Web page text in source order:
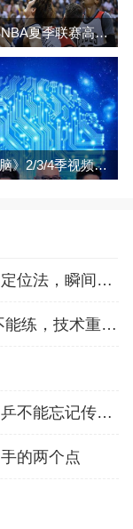
《2019年NBA夏季联赛高清视频合集》高清视频
《最强大脑》2/3/4季视频全集百度网盘下载
开发打乒乓球的空间感：三角定位法，瞬间找准最佳击球点
业余练乒乓球:反手拧拉不是不能练，技术重点就不在手上
一拍振醒中国体育的春天，国乒不能忘记传奇前辈这份初心！
的两个点